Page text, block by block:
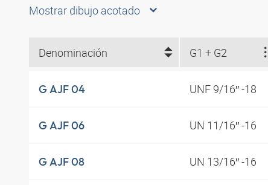
Mostrar dibujo acotado
Denominación G1 + G2
G AJF 04 UNF 9/16″ -18
G AJF 06 UN 11/16″ -16
G AJF 08 UN 13/16″ -16